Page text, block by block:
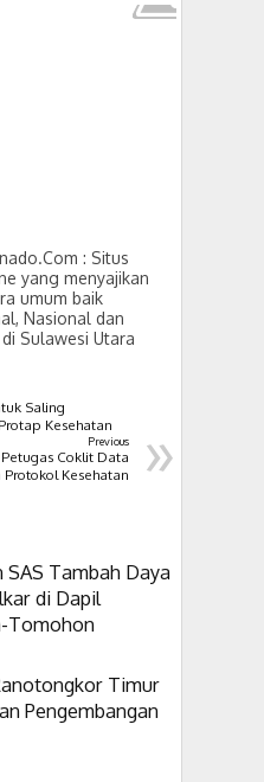
: Situs
yang menyajikan
umum baik
Nasional dan
Sulawesi Utara
Saling
Kesehatan
»
Previous
Coklit Data
Kesehatan
SAS Tambah Daya
di Dapil
Tomohon
Timur
Pengembangan